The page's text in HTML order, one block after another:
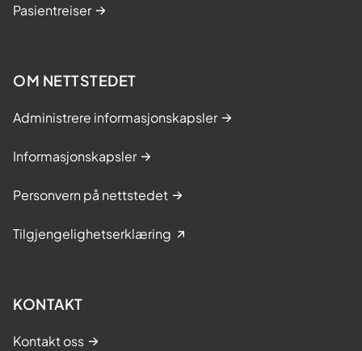
Pasientreiser
OM NETTSTEDET
Administrere informasjonskapsler
Informasjonskapsler
Personvern på nettstedet
Tilgjengelighetserklæring
KONTAKT
Kontakt oss